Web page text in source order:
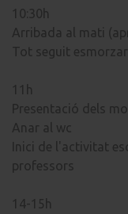
10:30h
Arribada al mati
Tot seguit
11h
Presentació dels
Anar al wc
Inici de l'activitat
professors
14-15h